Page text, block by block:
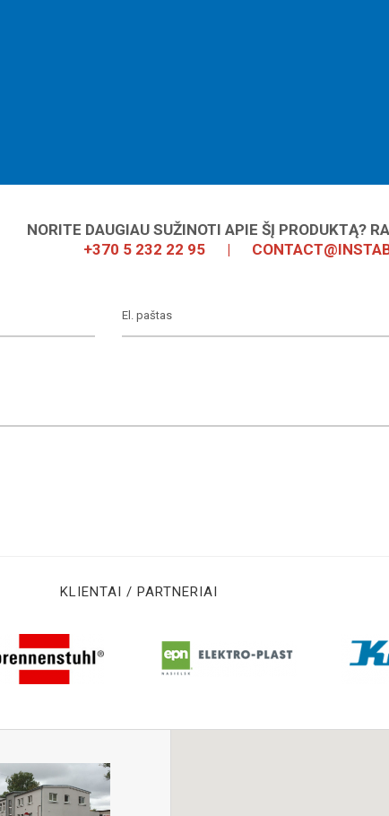
NORITE DAUGIAU SUŽINOTI APIE ŠĮ PRODUKTĄ?
+370 5 232 22 95
|
KLIENTAI / PARTNERIAI